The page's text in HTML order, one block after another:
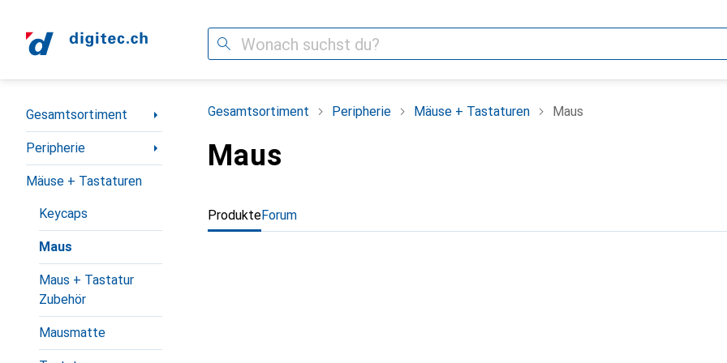
Suche
Navigation nach Kategorien
Gesamtsortiment
Peripherie
Mäuse + Tastaturen
Keycaps
Maus
Maus + Tastatur
Zubehör
Mausmatte
Gesamtsortiment Peripherie Mäuse + Tastaturen Maus
Maus
ProdukteForum